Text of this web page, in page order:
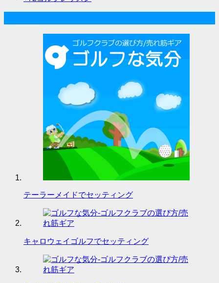
テーラーメイドでセッティング
キャロウェイゴルフでセッティング